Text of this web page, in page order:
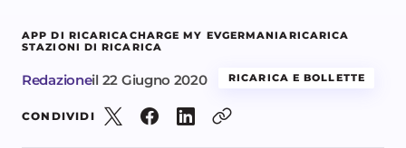
APP DI RICARICACHARGE MY EVGERMANIARICARICA
STAZIONI DI RICARICA
Redazioneil 22 Giugno 2020 RICARICA E BOLLETTE
CONDIVIDI